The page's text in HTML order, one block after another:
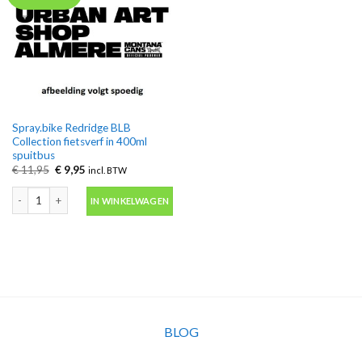
Spray.bike Redridge BLB
Collection fietsverf in 400ml
spuitbus
€11,95 Oorspronkelijke
prijs
was:
€ 11,95.
€9,95Huidige
is:
€ 9,95.
incl. BTW
Spray.bike Redridge BLB Collection fietsverf in 400ml spuitbus aantal
IN WINKELWAGEN
BLOG